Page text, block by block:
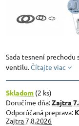
Sada tesnení prechodu
ventilu.Čítajte viac
Skladom (2 ks)
Doručíme dňa:Zajtra
Zajtra7.8.2026